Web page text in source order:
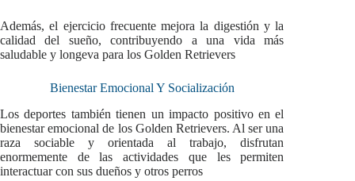
Además, el ejercicio frecuente mejora la digestión y la
calidad del sueño, contribuyendo a una vida más
saludable y longeva para los Golden Retrievers
Bienestar Emocional Y Socialización
Los deportes también tienen un impacto positivo en el
bienestar emocional de los Golden Retrievers. Al ser una
raza sociable y orientada al trabajo, disfrutan
enormemente de las actividades que les permiten
interactuar con sus dueños y otros perros